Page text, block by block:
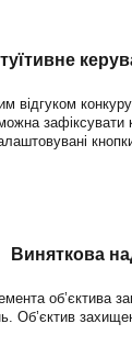
відгуком
Виняткова
об’єктива
Об’єктив